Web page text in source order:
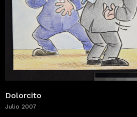
Dolorcito
Julio 2007